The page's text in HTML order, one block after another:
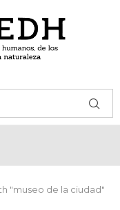
"museo de la ciudad"